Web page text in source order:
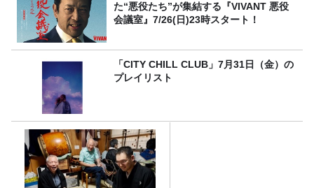
た“悪役たち”が集結する『VIVANT 悪役
会議室』7/26(日)23時スタート！
「CITY CHILL CLUB」7月31日（金）の
プレイリスト